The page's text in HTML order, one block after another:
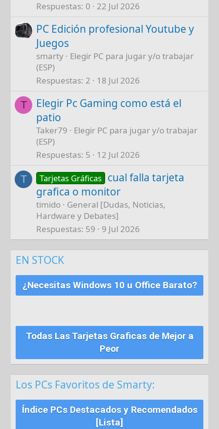
Respuestas 0 22 Jul 2026
PC Edición profesional Youtube y
Juegos
smarty
Elegir PC para jugar y/o trabajar
(ESP)
Respuestas 2 18 Jul 2026
T
Elegir Pc Gaming como está el
patio
Taker79
Elegir PC para jugar y/o trabajar
(ESP)
Respuestas 5 12 Jul 2026
T Tarjetas Gráficas cual falla tarjeta
grafica o monitor
timido
General [Dudas, Noticias,
Hardware y Debates]
Respuestas 59 9 Jul 2026
EN STOCK
¿Necesitas Windows 10 u Office Barato?
Todas Las Tarjetas Graficas de Mejor a
Peor
Los PCs Favoritos de Smarty:
Índice PCs Destacados y Recomendados
[Lista]